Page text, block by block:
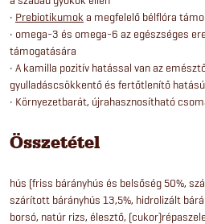
• Prebiotikumok a megfelelő bélflóra
• omega-3 és omega-6 az egészséges
támogatására
• A kamilla pozitív hatással van az
gyulladáscsökkentő és fertőtlenítő hatású
• Környezetbarát, újrahasznosítható
Összetétel
hús (friss bárányhús és belsőség 50%,
szárított bárányhús 13,5%, hidrolizált
borsó, natúr rizs, élesztő,